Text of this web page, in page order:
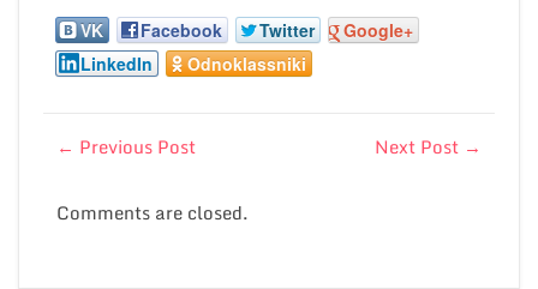
VK Facebook Twitter
Google+
LinkedIn
Odnoklassniki
← Previous Post Next Post →
Comments are closed.